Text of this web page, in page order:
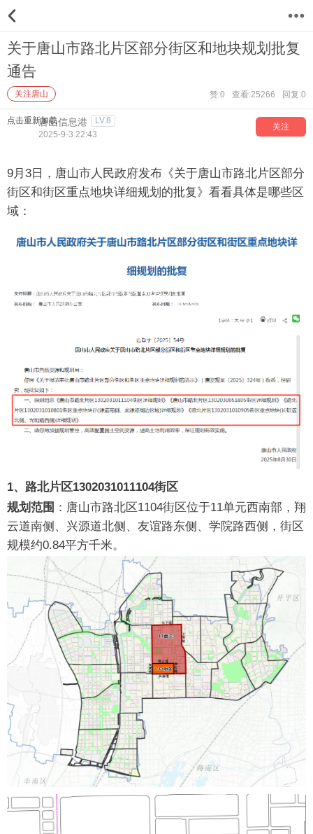
关于唐山市路北片区部分街区和地块规划批复
通告
关注唐山 赞:0 查看:25266 回复:0
点击重新加载唐山信息港 LV.8
关注
2025-9-3 22:43
9月3日，唐山市人民政府发布《关于唐山市路北片区部分
街区和街区重点地块详细规划的批复》看看具体是哪些区
域：
1、路北片区1302031011104街区
规划范围 ：唐山市路北区1104街区位于11单元西南部，翔
云道南侧、兴源道北侧、友谊路东侧、学院路西侧，街区
规模约0.84平方千米。